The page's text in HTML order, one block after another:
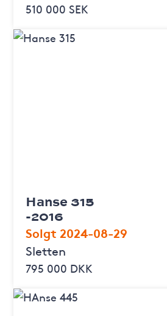
510 000 SEK
Hanse 315
-2016
Solgt 2024-08-29
Sletten
795 000 DKK